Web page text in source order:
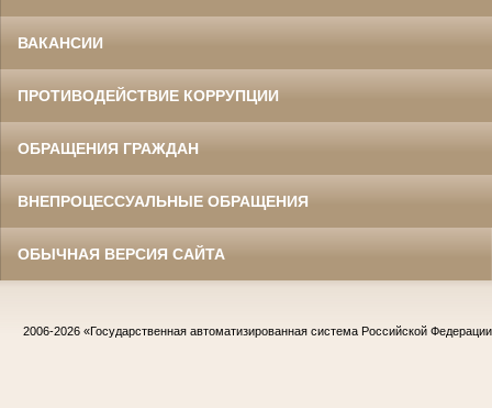
ВАКАНСИИ
ПРОТИВОДЕЙСТВИЕ КОРРУПЦИИ
ОБРАЩЕНИЯ ГРАЖДАН
ВНЕПРОЦЕССУАЛЬНЫЕ ОБРАЩЕНИЯ
ОБЫЧНАЯ ВЕРСИЯ САЙТА
2006-2026 «Государственная автоматизированная система Российской